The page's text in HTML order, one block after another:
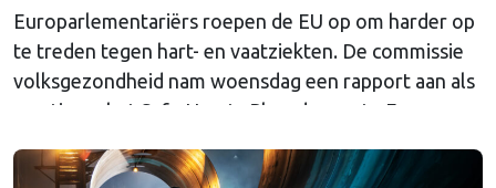
Europarlementariërs roepen de EU op om harder op
te treden tegen hart- en vaatziekten. De commissie
volksgezondheid nam woensdag een rapport aan als
reactie op het Safe Hearts Plan, de eerste Europese
Commissie in december 2025 presenteerde. Hart- en